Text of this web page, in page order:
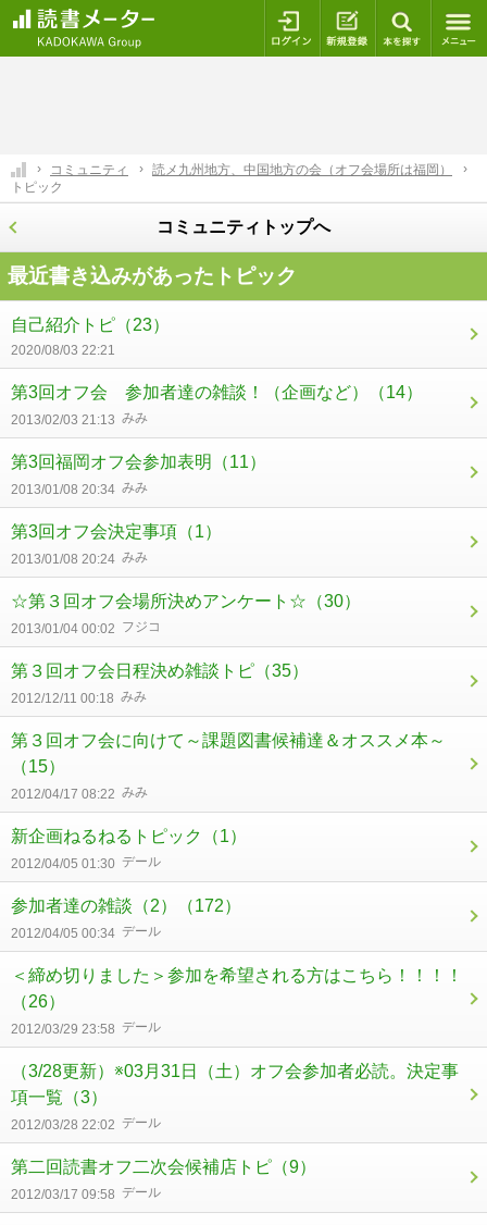
ログイン 新規登録
コミュニティ
読メ九州地方、中国地方の会（オフ会場所は福岡）
トピック
コミュニティトップへ
最近書き込みがあったトピック
自己紹介トピ （23）
2020/08/03 22:21
第3回オフ会 参加者達の雑談！（企画など） （14）
2013/02/03 21:13 みみ
第3回福岡オフ会参加表明 （11）
2013/01/08 20:34 みみ
第3回オフ会決定事項 （1）
2013/01/08 20:24 みみ
☆第３回オフ会場所決めアンケート☆ （30）
2013/01/04 00:02 フジコ
第３回オフ会日程決め雑談トピ （35）
2012/12/11 00:18 みみ
第３回オフ会に向けて～課題図書候補達＆オススメ本～
（15）
2012/04/17 08:22 みみ
新企画ねるねるトピック （1）
2012/04/05 01:30 デール
参加者達の雑談（2） （172）
2012/04/05 00:34 デール
＜締め切りました＞参加を希望される方はこちら！！！！
（26）
2012/03/29 23:58 デール
（3/28更新）※03月31日（土）オフ会参加者必読。決定事
項一覧 （3）
2012/03/28 22:02 デール
第二回読書オフ二次会候補店トピ （9）
2012/03/17 09:58 デール